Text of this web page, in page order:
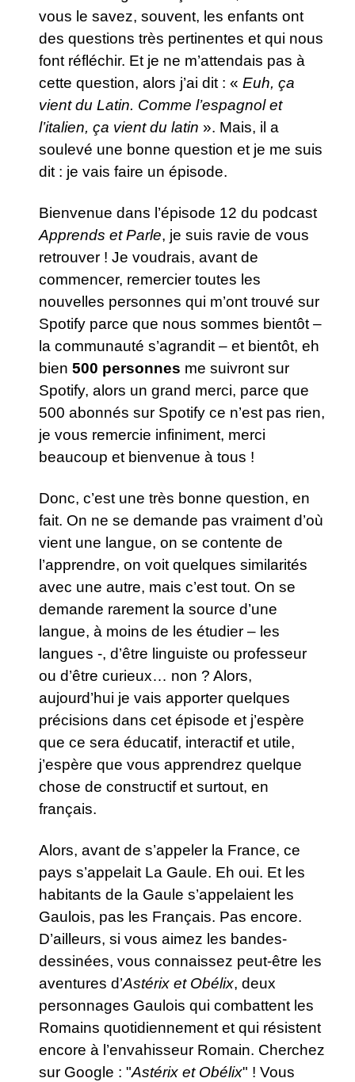
vous le savez, souvent, les enfants ont
des questions très pertinentes et qui nous
font réfléchir. Et je ne m’attendais pas à
cette question, alors j’ai dit : « Euh, ça
vient du Latin. Comme l’espagnol et
l’italien, ça vient du latin ». Mais, il a
soulevé une bonne question et je me suis
dit : je vais faire un épisode.
Bienvenue dans l’épisode 12 du podcast
Apprends et Parle, je suis ravie de vous
retrouver ! Je voudrais, avant de
commencer, remercier toutes les
nouvelles personnes qui m’ont trouvé sur
Spotify parce que nous sommes bientôt –
la communauté s’agrandit – et bientôt, eh
bien 500 personnes me suivront sur
Spotify, alors un grand merci, parce que
500 abonnés sur Spotify ce n’est pas rien,
je vous remercie infiniment, merci
beaucoup et bienvenue à tous !
Donc, c’est une très bonne question, en
fait. On ne se demande pas vraiment d’où
vient une langue, on se contente de
l’apprendre, on voit quelques similarités
avec une autre, mais c’est tout. On se
demande rarement la source d’une
langue, à moins de les étudier – les
langues -, d’être linguiste ou professeur
ou d’être curieux… non ? Alors,
aujourd’hui je vais apporter quelques
précisions dans cet épisode et j’espère
que ce sera éducatif, interactif et utile,
j’espère que vous apprendrez quelque
chose de constructif et surtout, en
français.
Alors, avant de s’appeler la France, ce
pays s’appelait La Gaule. Eh oui. Et les
habitants de la Gaule s’appelaient les
Gaulois, pas les Français. Pas encore.
D’ailleurs, si vous aimez les bandes-
dessinées, vous connaissez peut-être les
aventures d’Astérix et Obélix, deux
personnages Gaulois qui combattent les
Romains quotidiennement et qui résistent
encore à l’envahisseur Romain. Cherchez
sur Google : "Astérix et Obélix" ! Vous